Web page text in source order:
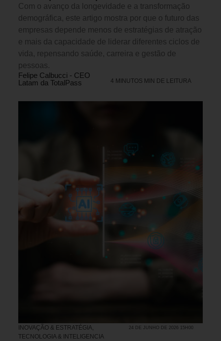
Com o avanço da longevidade e a transformação
demográfica, este artigo mostra por que o futuro das
empresas depende menos de estratégias de atração
e mais da capacidade de liderar diferentes ciclos de
vida, repensando saúde, carreira e gestão de
pessoas.
Felipe Calbucci - CEO
Latam da TotalPass
4 MINUTOS MIN DE LEITURA
INOVAÇÃO & ESTRATÉGIA
TECNOLOGIA & INTELIGENCIA
24 DE JUNHO DE 2026 15H00